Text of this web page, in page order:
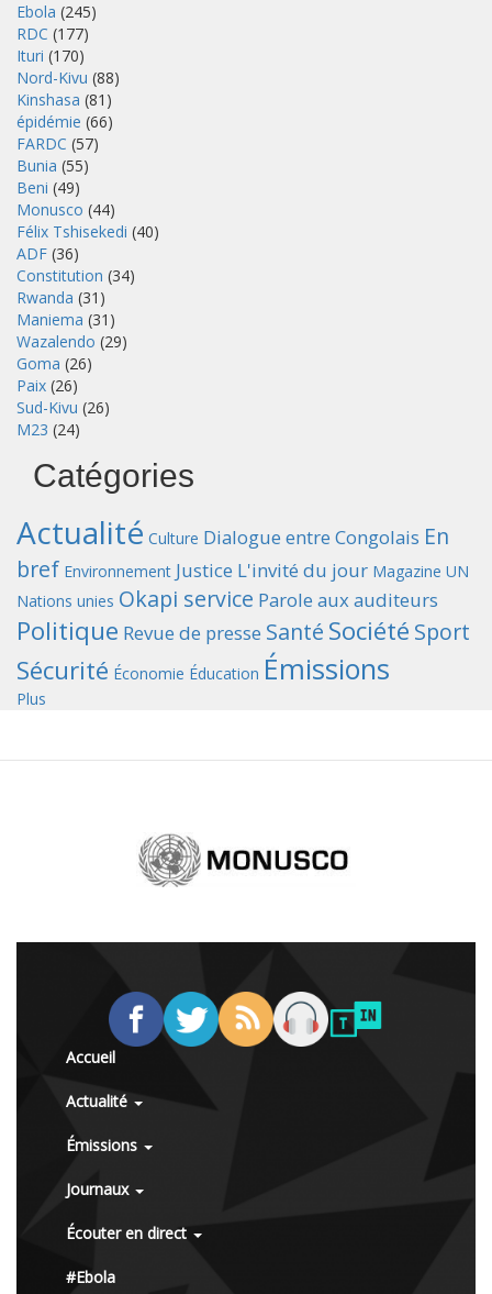
Ebola (245)
RDC (177)
Ituri (170)
Nord-Kivu (88)
Kinshasa (81)
épidémie (66)
FARDC (57)
Bunia (55)
Beni (49)
Monusco (44)
Félix Tshisekedi (40)
ADF (36)
Constitution (34)
Rwanda (31)
Maniema (31)
Wazalendo (29)
Goma (26)
Paix (26)
Sud-Kivu (26)
M23 (24)
Catégories
Actualité Culture Dialogue entre Congolais En
bref Environnement Justice L'invité du jour Magazine UN
Nations unies Okapi service Parole aux auditeurs
Politique Revue de presse Santé Société Sport
Sécurité Économie Éducation Émissions
Plus
Accueil
Actualité
Émissions
Journaux
Écouter en direct
#Ebola